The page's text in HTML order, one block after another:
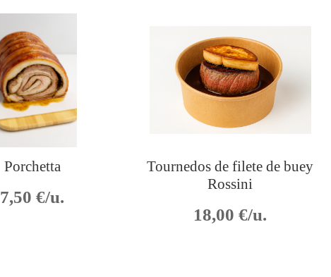
Porchetta
7,50€/u.
Tournedos de filete de buey
Rossini
18,00€/u.